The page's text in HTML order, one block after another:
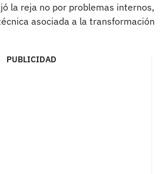
la reja no por problemas internos,
asociada a la transformación
PUBLICIDAD